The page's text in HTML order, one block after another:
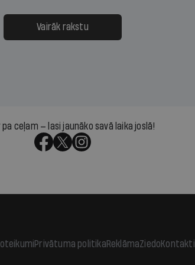
dienas
uzcītīga darba, mammas
atbalsts un drosme
meteovērojumus arī tad,
Vairāk rakstu
pa ceļam — lasi jaunāko savā laika joslā!
Privātuma politikaReklāmaZiedoKontakti